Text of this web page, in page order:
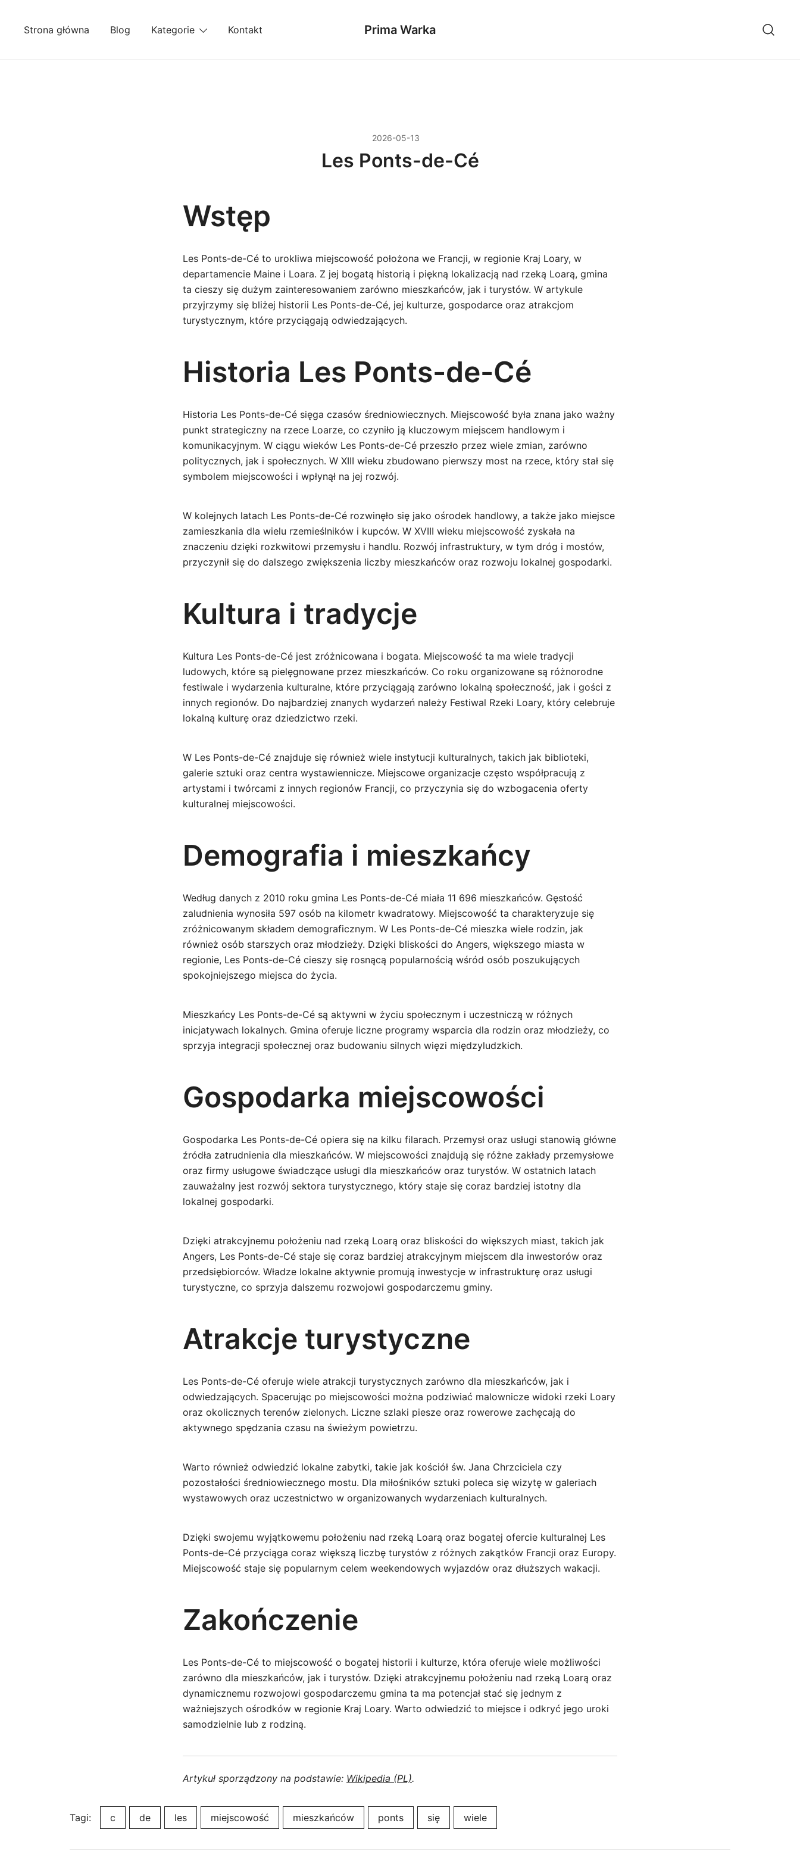
Strona główna Blog Kategorie Kontakt Prima Warka
2026-05-13
Les Ponts-de-Cé
Wstęp
Les Ponts-de-Cé to urokliwa miejscowość położona we Francji, w regionie Kraj Loary, w
departamencie Maine i Loara. Z jej bogatą historią i piękną lokalizacją nad rzeką Loarą, gmina
ta cieszy się dużym zainteresowaniem zarówno mieszkańców, jak i turystów. W artykule
przyjrzymy się bliżej historii Les Ponts-de-Cé, jej kulturze, gospodarce oraz atrakcjom
turystycznym, które przyciągają odwiedzających.
Historia Les Ponts-de-Cé
Historia Les Ponts-de-Cé sięga czasów średniowiecznych. Miejscowość była znana jako ważny
punkt strategiczny na rzece Loarze, co czyniło ją kluczowym miejscem handlowym i
komunikacyjnym. W ciągu wieków Les Ponts-de-Cé przeszło przez wiele zmian, zarówno
politycznych, jak i społecznych. W XIII wieku zbudowano pierwszy most na rzece, który stał się
symbolem miejscowości i wpłynął na jej rozwój.
W kolejnych latach Les Ponts-de-Cé rozwinęło się jako ośrodek handlowy, a także jako miejsce
zamieszkania dla wielu rzemieślników i kupców. W XVIII wieku miejscowość zyskała na
znaczeniu dzięki rozkwitowi przemysłu i handlu. Rozwój infrastruktury, w tym dróg i mostów,
przyczynił się do dalszego zwiększenia liczby mieszkańców oraz rozwoju lokalnej gospodarki.
Kultura i tradycje
Kultura Les Ponts-de-Cé jest zróżnicowana i bogata. Miejscowość ta ma wiele tradycji
ludowych, które są pielęgnowane przez mieszkańców. Co roku organizowane są różnorodne
festiwale i wydarzenia kulturalne, które przyciągają zarówno lokalną społeczność, jak i gości z
innych regionów. Do najbardziej znanych wydarzeń należy Festiwal Rzeki Loary, który celebruje
lokalną kulturę oraz dziedzictwo rzeki.
W Les Ponts-de-Cé znajduje się również wiele instytucji kulturalnych, takich jak biblioteki,
galerie sztuki oraz centra wystawiennicze. Miejscowe organizacje często współpracują z
artystami i twórcami z innych regionów Francji, co przyczynia się do wzbogacenia oferty
kulturalnej miejscowości.
Demografia i mieszkańcy
Według danych z 2010 roku gmina Les Ponts-de-Cé miała 11 696 mieszkańców. Gęstość
zaludnienia wynosiła 597 osób na kilometr kwadratowy. Miejscowość ta charakteryzuje się
zróżnicowanym składem demograficznym. W Les Ponts-de-Cé mieszka wiele rodzin, jak
również osób starszych oraz młodzieży. Dzięki bliskości do Angers, większego miasta w
regionie, Les Ponts-de-Cé cieszy się rosnącą popularnością wśród osób poszukujących
spokojniejszego miejsca do życia.
Mieszkańcy Les Ponts-de-Cé są aktywni w życiu społecznym i uczestniczą w różnych
inicjatywach lokalnych. Gmina oferuje liczne programy wsparcia dla rodzin oraz młodzieży, co
sprzyja integracji społecznej oraz budowaniu silnych więzi międzyludzkich.
Gospodarka miejscowości
Gospodarka Les Ponts-de-Cé opiera się na kilku filarach. Przemysł oraz usługi stanowią główne
źródła zatrudnienia dla mieszkańców. W miejscowości znajdują się różne zakłady przemysłowe
oraz firmy usługowe świadczące usługi dla mieszkańców oraz turystów. W ostatnich latach
zauważalny jest rozwój sektora turystycznego, który staje się coraz bardziej istotny dla
lokalnej gospodarki.
Dzięki atrakcyjnemu położeniu nad rzeką Loarą oraz bliskości do większych miast, takich jak
Angers, Les Ponts-de-Cé staje się coraz bardziej atrakcyjnym miejscem dla inwestorów oraz
przedsiębiorców. Władze lokalne aktywnie promują inwestycje w infrastrukturę oraz usługi
turystyczne, co sprzyja dalszemu rozwojowi gospodarczemu gminy.
Atrakcje turystyczne
Les Ponts-de-Cé oferuje wiele atrakcji turystycznych zarówno dla mieszkańców, jak i
odwiedzających. Spacerując po miejscowości można podziwiać malownicze widoki rzeki Loary
oraz okolicznych terenów zielonych. Liczne szlaki piesze oraz rowerowe zachęcają do
aktywnego spędzania czasu na świeżym powietrzu.
Warto również odwiedzić lokalne zabytki, takie jak kościół św. Jana Chrzciciela czy
pozostałości średniowiecznego mostu. Dla miłośników sztuki poleca się wizytę w galeriach
wystawowych oraz uczestnictwo w organizowanych wydarzeniach kulturalnych.
Dzięki swojemu wyjątkowemu położeniu nad rzeką Loarą oraz bogatej ofercie kulturalnej Les
Ponts-de-Cé przyciąga coraz większą liczbę turystów z różnych zakątków Francji oraz Europy.
Miejscowość staje się popularnym celem weekendowych wyjazdów oraz dłuższych wakacji.
Zakończenie
Les Ponts-de-Cé to miejscowość o bogatej historii i kulturze, która oferuje wiele możliwości
zarówno dla mieszkańców, jak i turystów. Dzięki atrakcyjnemu położeniu nad rzeką Loarą oraz
dynamicznemu rozwojowi gospodarczemu gmina ta ma potencjał stać się jednym z
ważniejszych ośrodków w regionie Kraj Loary. Warto odwiedzić to miejsce i odkryć jego uroki
samodzielnie lub z rodziną.
Artykuł sporządzony na podstawie: Wikipedia (PL).
Tagi: c de les miejscowość mieszkańców ponts się wiele